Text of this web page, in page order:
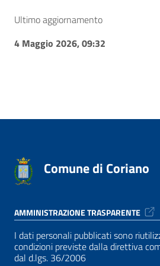
Ultimo aggiornamento
4 Maggio 2026, 09:32
Comune di Coriano
AMMINISTRAZIONE TRASPARENTE
I dati personali pubblicati sono
condizioni previste dalla direttiva
dal d.lgs. 36/2006